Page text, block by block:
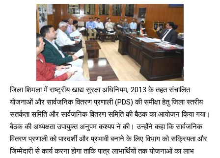
जिला शिमला में राष्ट्रीय खाद्य सुरक्षा अधिनियम, 2013 के तहत संचालित
योजनाओं और सार्वजनिक वितरण प्रणाली (PDS) की समीक्षा हेतु जिला स्तरीय
सतर्कता समिति और सार्वजनिक वितरण समिति की बैठक का आयोजन किया गया।
बैठक की अध्यक्षता उपायुक्त अनुपम कश्यप ने की। उन्होंने कहा कि सार्वजनिक
वितरण प्रणाली को पारदर्शी और प्रभावी बनाने के लिए विभाग को सक्रियता और
जिम्मेदारी से कार्य करना होगा ताकि पात्र लाभार्थियों तक योजनाओं का लाभ